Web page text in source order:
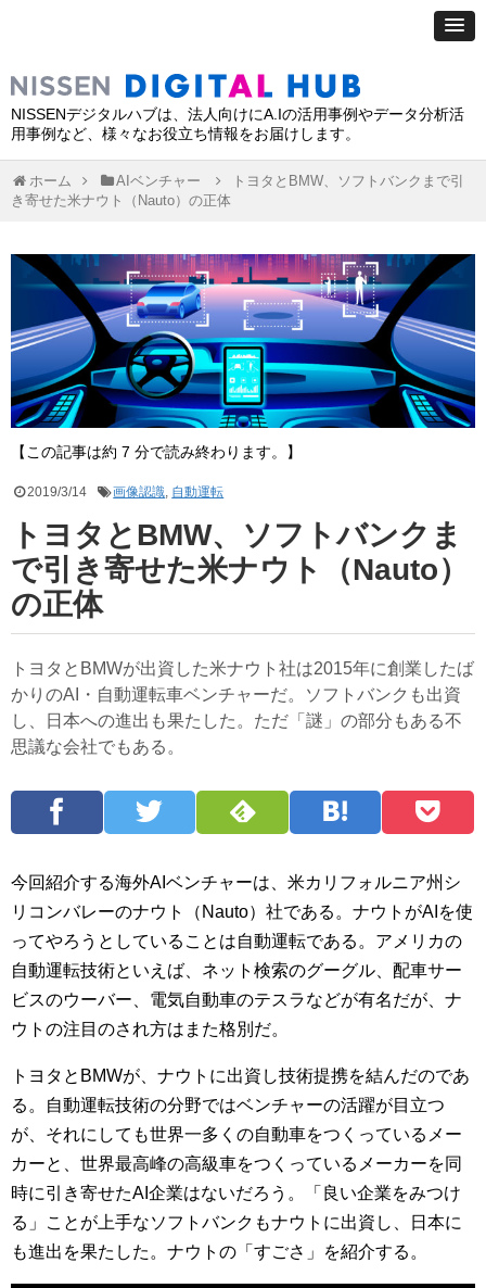
NISSENデジタルハブは、法人向けにA.Iの活用事例やデータ分析活
用事例など、様々なお役立ち情報をお届けします。
ホーム AIベンチャー
トヨタとBMW、ソフトバンクまで引
き寄せた米ナウト（Nauto）の正体
【この記事は約 7 分で読み終わります。】
2019/3/14 画像認識, 自動運転
トヨタとBMW、ソフトバンクま
で引き寄せた米ナウト（Nauto）
の正体
トヨタとBMWが出資した米ナウト社は2015年に創業したば
かりのAI・自動運転車ベンチャーだ。ソフトバンクも出資
し、日本への進出も果たした。ただ「謎」の部分もある不
思議な会社でもある。
今回紹介する海外AIベンチャーは、米カリフォルニア州シ
リコンバレーのナウト（Nauto）社である。ナウトがAIを使
ってやろうとしていることは自動運転である。アメリカの
自動運転技術といえば、ネット検索のグーグル、配車サー
ビスのウーバー、電気自動車のテスラなどが有名だが、ナ
ウトの注目のされ方はまた格別だ。
トヨタとBMWが、ナウトに出資し技術提携を結んだのであ
る。自動運転技術の分野ではベンチャーの活躍が目立つ
が、それにしても世界一多くの自動車をつくっているメー
カーと、世界最高峰の高級車をつくっているメーカーを同
時に引き寄せたAI企業はないだろう。「良い企業をみつけ
る」ことが上手なソフトバンクもナウトに出資し、日本に
も進出を果たした。ナウトの「すごさ」を紹介する。